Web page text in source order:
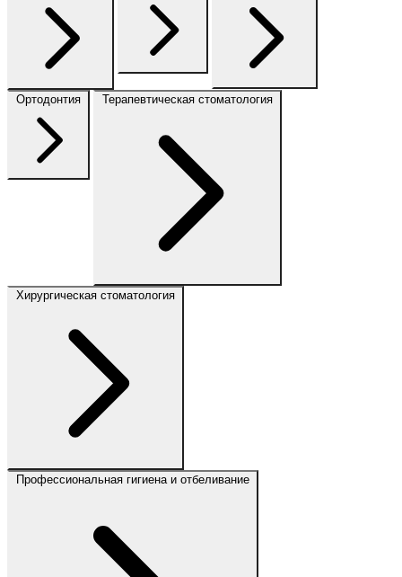
Ортодонтия Терапевтическая стоматология
Хирургическая стоматология
Профессиональная гигиена и отбеливание